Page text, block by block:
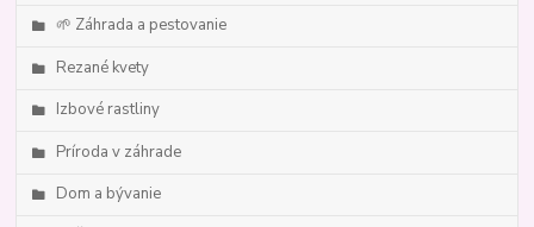
🌱 Záhrada a pestovanie
Rezané kvety
Izbové rastliny
Príroda v záhrade
Dom a bývanie